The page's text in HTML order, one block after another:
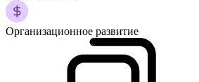
Организационное развитие